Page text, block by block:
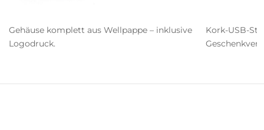
Gehäuse komplett aus Wellpappe – inklusive
Logodruck.
Kork-USB-